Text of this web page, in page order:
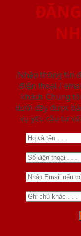
Nhập thông tin
điện thoại /
khách. Chúng
dưới đây được
vụ yêu cầu tư